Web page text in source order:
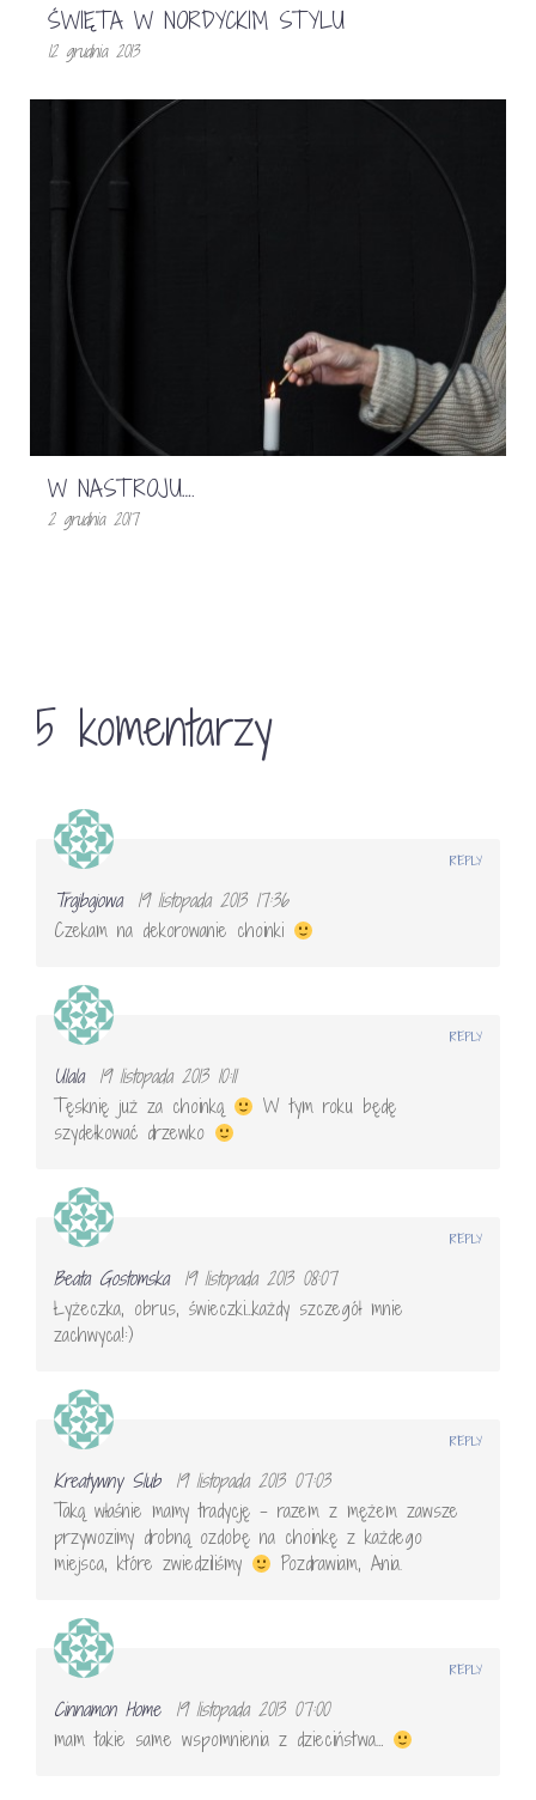
ŚWIĘTA W NORDYCKIM STYLU
12 grudnia 2013
W NASTROJU….
2 grudnia 2017
5 komentarzy
Trajbajowa
19 listopada 2013 17:36
Czekam na dekorowanie choinki
REPLY
Ulala
19 listopada 2013 10:11
Tęsknię już za choinką
W tym roku będę
szydełkować drzewko
REPLY
Beata Gostomska
19 listopada 2013 08:07
Łyżeczka, obrus, świeczki…każdy szczegół mnie
zachwyca!:)
REPLY
Kreatywny Slub
19 listopada 2013 07:03
Taką właśnie mamy tradycję – razem z mężem zawsze
przywozimy drobną ozdobę na choinkę z każdego
miejsca, które zwiedziliśmy
Pozdrawiam, Ania.
REPLY
Cinnamon Home
19 listopada 2013 07:00
mam takie same wspomnienia z dzieciństwa…
REPLY